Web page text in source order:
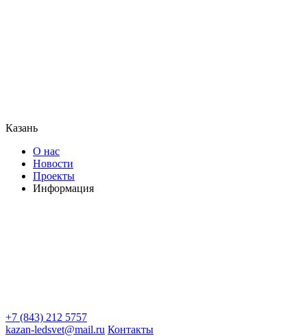
Казань
О нас
Новости
Проекты
Информация
+7 (843) 212 5757
kazan-ledsvet@mail.ru Контакты